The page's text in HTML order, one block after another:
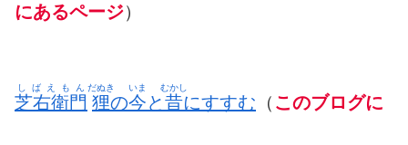
にあるページ）
芝右衛門
しばえもん
狸
だぬき
の今
いま
と昔
むかし
にすすむ （ このブログに